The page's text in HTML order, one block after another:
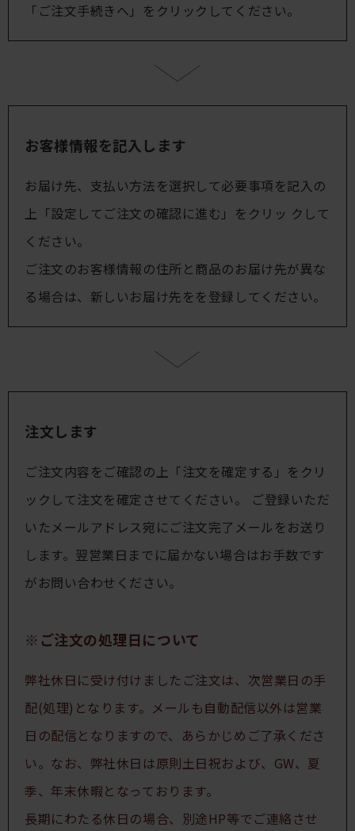
「ご注文手続きへ」をクリックしてください。
お客様情報を記入します
お届け先、支払い方法を選択して必要事項を記入の
上「設定してご注文の確認に進む」をクリッ クして
ください。
ご注文のお客様情報の住所と商品のお届け先が異な
る場合は、新しいお届け先をを登録してください。
注文します
ご注文内容をご確認の上「注文を確定する」をクリ
ックして注文を確定させてください。 ご登録いただ
いたメールアドレス宛にご注文完了メールをお送り
します。翌営業日までに届かない場合はお手数です
がお問い合わせください。
※ご注文の処理日について
弊社休日に受け付けましたご注文は、次営業日の手
配(処理)となります。メールも自動配信以外は営業
日の配信となりますので、あらかじめご了承くださ
い。なお、弊社休日は原則土日祝および、GW、夏
季、年末休暇となっております。
長期にわたる休日の場合、別途HP等でご連絡させ